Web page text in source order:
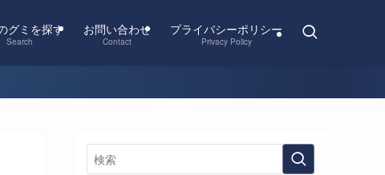
グミを探す
Search
お問い合わせ
Contact
プライバシーポリシー
Privacy Policy